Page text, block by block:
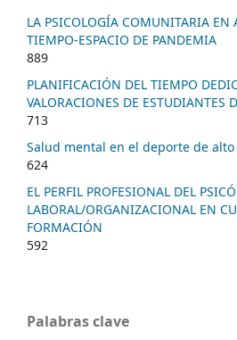
LA PSICOLOGÍA COMUNITARIA EN
TIEMPO-ESPACIO DE PANDEMIA
889
PLANIFICACIÓN DEL TIEMPO
VALORACIONES DE ESTUDIANTES
713
Salud mental en el deporte de
624
EL PERFIL PROFESIONAL DEL
LABORAL/ORGANIZACIONAL EN
FORMACIÓN
592
Palabras clave